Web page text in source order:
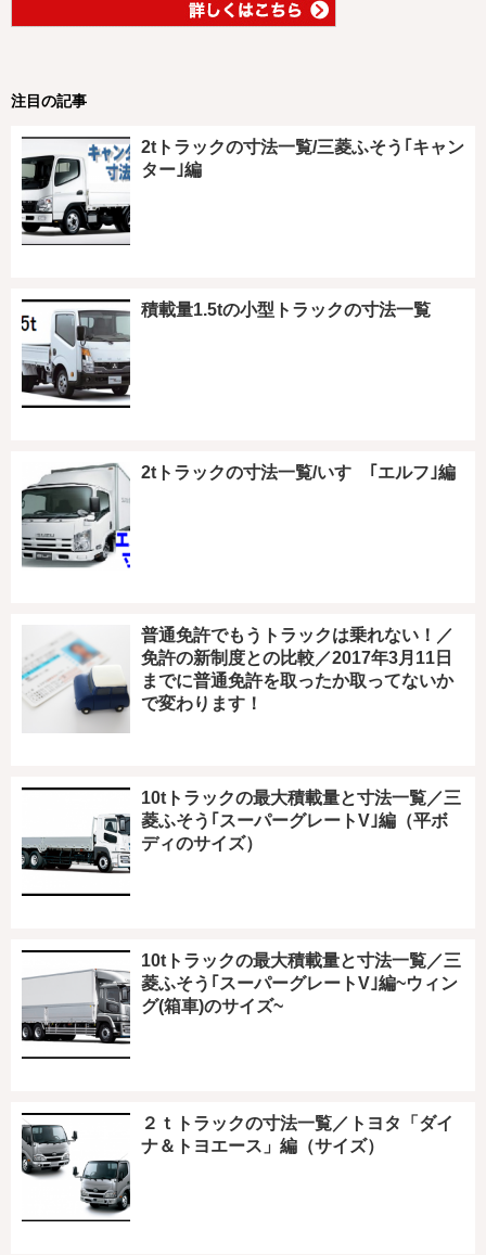
注目の記事
2tトラックの寸法一覧/三菱ふそう｢キャン
ター｣編
積載量1.5tの小型トラックの寸法一覧
2tトラックの寸法一覧/いすゞ｢エルフ｣編
普通免許でもうトラックは乗れない！／
免許の新制度との比較／2017年3月11日
までに普通免許を取ったか取ってないか
で変わります！
10tトラックの最大積載量と寸法一覧／三
菱ふそう｢スーパーグレートV｣編（平ボ
ディのサイズ）
10tトラックの最大積載量と寸法一覧／三
菱ふそう｢スーパーグレートV｣編~ウィン
グ(箱車)のサイズ~
２ｔトラックの寸法一覧／トヨタ「ダイ
ナ＆トヨエース」編（サイズ）